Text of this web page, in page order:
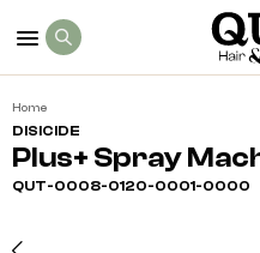
Home
DISICIDE
Plus+ Spray
QUT-0008-0120-0001-0000